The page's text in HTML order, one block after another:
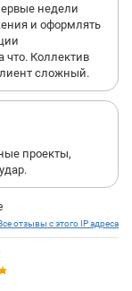
недели
и оформлять
что. Коллектив
сложный.
проекты,
отзывы с этого IP адреса